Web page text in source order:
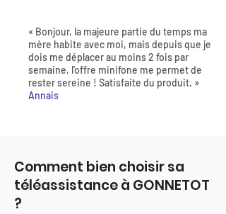
« Bonjour, la majeure partie du temps ma
mère habite avec moi, mais depuis que je
dois me déplacer au moins 2 fois par
semaine, l'offre minifone me permet de
rester sereine ! Satisfaite du produit. »
Annais
Comment bien choisir sa
téléassistance à GONNETOT
?